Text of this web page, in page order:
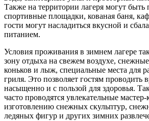
Также на территории лагеря могут быть
спортивные площадки, кованая баня,
гости могут насладиться вкусной и
питанием.
Условия проживания в зимнем лагере
зону отдыха на свежем воздухе,
коньков и лыж, специальные места для
гриля. Это позволяет гостям проводить
насыщенно и с пользой для здоровья.
часто проводятся увлекательные
изготовлению снежных скульптур,
ледяных фигур и других зимних